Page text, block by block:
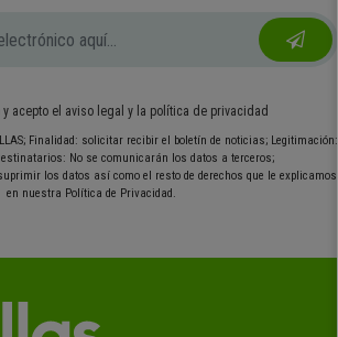
acepto el aviso legal y la política de privacidad
Finalidad: solicitar recibir el boletín de noticias; Legitimación:
No se comunicarán los datos a terceros;
los datos así como el resto de derechos que le explicamos
en nuestra Política de Privacidad.